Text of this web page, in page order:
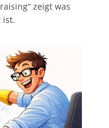
zeigt was
ist.